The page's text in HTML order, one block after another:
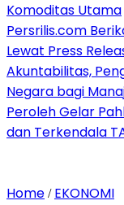
Komoditas Utama
Persrilis.com
Lewat Press
Akuntabilitas,
Negara bagi
Peroleh Gelar
dan Terkendala
Home / EKONOMI